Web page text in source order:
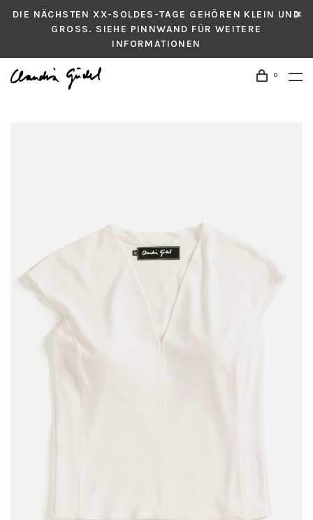
DIE NÄCHSTEN XX-SOLDES-TAGE GEHÖREN KLEIN UND
GROSS. SIEHE PINNWAND FÜR WEITERE
INFORMATIONEN
0